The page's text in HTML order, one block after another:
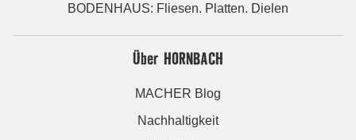
BODENHAUS: Fliesen. Platten. Dielen
Über HORNBACH
MACHER Blog
Nachhaltigkeit